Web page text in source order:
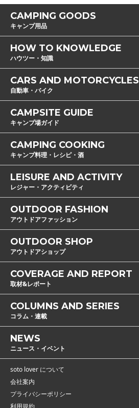
CAMPING GOODS
キャンプ用品
HOW TO KNOWLEDGE
ハウツー・知識
CARS AND MOTORCYCLES
自動車・バイク
CAMPSITE GUIDE
キャンプ場ガイド
CAMPING COOKING
キャンプ料理・レシピ・酒
LEISURE AND ACTIVITY
レジャー・アクティビティ
OUTDOOR FASHION
アウトドアファッション
OUTDOOR SHOP
アウトドアショップ
COVERAGE AND REPORT
取材&レポート
COLUMNS AND SERIES
コラム・連載
NEWS
ニュース・イベント
soto lover について
会社案内
プライバシーポリシー
利用規約